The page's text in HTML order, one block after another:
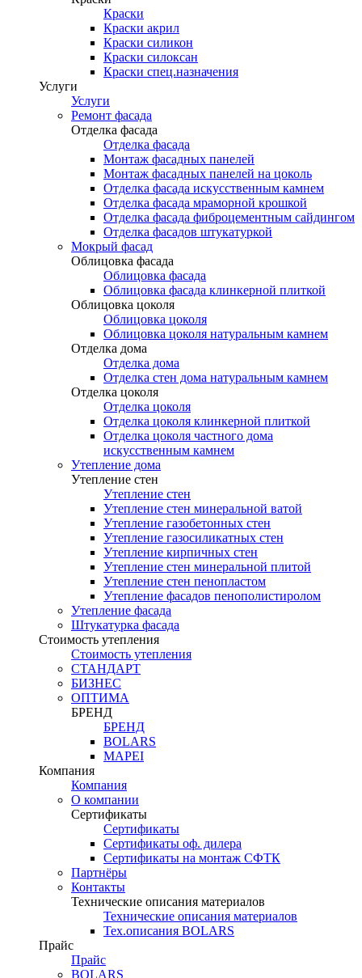
Краски
Краски акрил
Краски силикон
Краски силоксан
Краски спец.назначения
Услуги
Услуги
Ремонт фасада
Отделка фасада
Отделка фасада
Монтаж фасадных панелей
Монтаж фасадных панелей на цоколь
Отделка фасада искусственным камнем
Отделка фасада мраморной крошкой
Отделка фасада фиброцементным сайдингом
Отделка фасадов штукатуркой
Мокрый фасад
Облицовка фасада
Облицовка фасада
Облицовка фасада клинкерной плиткой
Облицовка цоколя
Облицовка цоколя
Облицовка цоколя натуральным камнем
Отделка дома
Отделка дома
Отделка стен дома натуральным камнем
Отделка цоколя
Отделка цоколя
Отделка цоколя клинкерной плиткой
Отделка цоколя частного дома
искусственным камнем
Утепление дома
Утепление стен
Утепление стен
Утепление стен минеральной ватой
Утепление газобетонных стен
Утепление газосиликатных стен
Утепление кирпичных стен
Утепление стен минеральной плитой
Утепление стен пенопластом
Утепление фасадов пенополистиролом
Утепление фасада
Штукатурка фасада
Стоимость утепления
Стоимость утепления
СТАНДАРТ
БИЗНЕС
ОПТИМА
БРЕНД
БРЕНД
BOLARS
MAPEI
Компания
Компания
О компании
Сертификаты
Сертификаты
Сертификаты оф. дилера
Сертификаты на монтаж СФТК
Партнёры
Контакты
Технические описания материалов
Технические описания материалов
Тех.описания BOLARS
Прайс
Прайс
BOLARS